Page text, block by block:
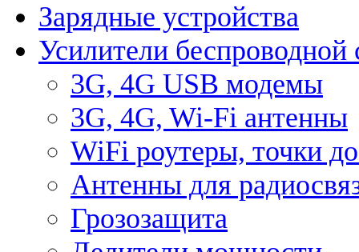
Зарядные устройства
Усилители беспроводной
3G, 4G USB модемы
3G, 4G, Wi-Fi антенны
WiFi роутеры, точки
Антенны для
Грозозащита